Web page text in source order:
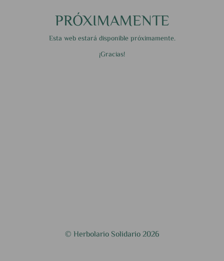
PRÓXIMAMENTE
Esta web estará disponible próximamente.
¡Gracias!
© Herbolario Solidario 2026